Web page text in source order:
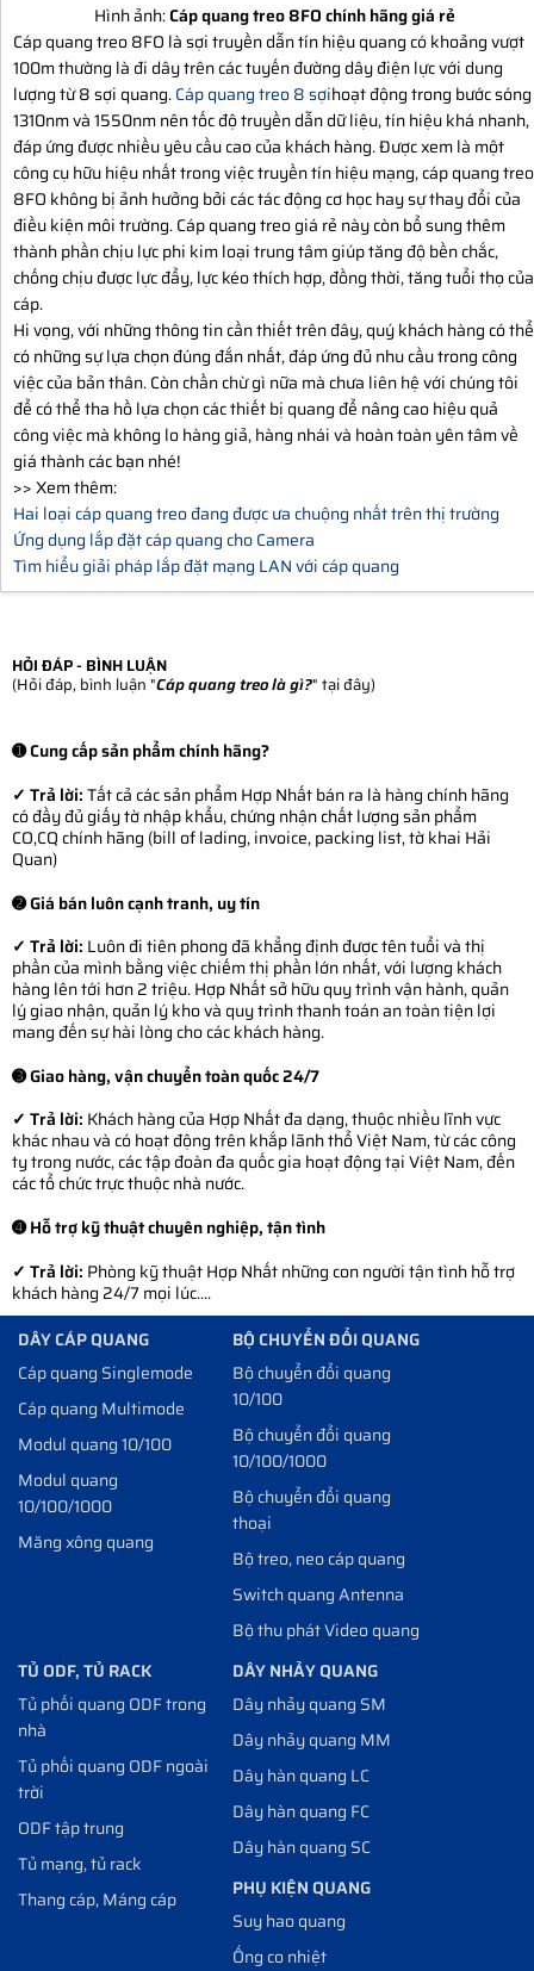
Hình ảnh:Cáp quang treo 8FO chính hãng giá rẻ
Cáp quang treo 8FO là sợi truyền dẫn tín hiệu quang có khoảng vượt
100m thường là đi dây trên các tuyến đường dây điện lực với dung
lượng từ 8 sợi quang.Cáp quang treo 8 sợihoạt động trong bước sóng
1310nm và 1550nm nên tốc độ truyền dẫn dữ liệu, tín hiệu khá nhanh,
đáp ứng được nhiều yêu cầu cao của khách hàng. Được xem là một
công cụ hữu hiệu nhất trong việc truyền tín hiệu mạng, cáp quang treo
8FO không bị ảnh hưởng bởi các tác động cơ học hay sự thay đổi của
điều kiện môi trường. Cáp quang treo giá rẻ này còn bổ sung thêm
thành phần chịu lực phi kim loại trung tâm giúp tăng độ bền chắc,
chống chịu được lực đẩy, lực kéo thích hợp, đồng thời, tăng tuổi thọ của
cáp.
Hi vọng, với những thông tin cần thiết trên đây, quý khách hàng có thể
có những sự lựa chọn đúng đắn nhất, đáp ứng đủ nhu cầu trong công
việc của bản thân. Còn chần chừ gì nữa mà chưa liên hệ với chúng tôi
để có thể tha hồ lựa chọn các thiết bị quang để nâng cao hiệu quả
công việc mà không lo hàng giả, hàng nhái và hoàn toàn yên tâm về
giá thành các bạn nhé!
>> Xem thêm:
Hai loại cáp quang treo đang được ưa chuộng nhất trên thị trường
Ứng dụng lắp đặt cáp quang cho Camera
Tìm hiểu giải pháp lắp đặt mạng LAN với cáp quang
HỎI ĐÁP - BÌNH LUẬN
(Hỏi đáp, bình luận "Cáp quang treo là gì?" tại đây)
➊ Cung cấp sản phẩm chính hãng?
✓ Trả lời:Tất cả các sản phẩm Hợp Nhất bán ra là hàng chính hãng
có đầy đủ giấy tờ nhập khẩu, chứng nhận chất lượng sản phẩm
CO,CQ chính hãng (bill of lading, invoice, packing list, tờ khai Hải
Quan)
➋ Giá bán luôn cạnh tranh, uy tín
✓ Trả lời: Luôn đi tiên phong đã khẳng định được tên tuổi và thị
phần của mình bằng việc chiếm thị phần lớn nhất, với lượng khách
hàng lên tới hơn 2 triệu. Hợp Nhất sở hữu quy trình vận hành, quản
lý giao nhận, quản lý kho và quy trình thanh toán an toàn tiện lợi
mang đến sự hài lòng cho các khách hàng.
➌ Giao hàng, vận chuyển toàn quốc 24/7
✓ Trả lời: Khách hàng của Hợp Nhất đa dạng, thuộc nhiều lĩnh vực
khác nhau và có hoạt động trên khắp lãnh thổ Việt Nam, từ các công
ty trong nước, các tập đoàn đa quốc gia hoạt động tại Việt Nam, đến
các tổ chức trực thuộc nhà nước.
➍ Hỗ trợ kỹ thuật chuyên nghiệp, tận tình
✓ Trả lời: Phòng kỹ thuật Hợp Nhất những con người tận tình hỗ trợ
khách hàng 24/7 mọi lúc....
DÂY CÁP QUANG
Cáp quang Singlemode
Cáp quang Multimode
Modul quang 10/100
Modul quang
10/100/1000
Măng xông quang
BỘ CHUYỂN ĐỔI QUANG
Bộ chuyển đổi quang
10/100
Bộ chuyển đổi quang
10/100/1000
Bộ chuyển đổi quang
thoại
Bộ treo, neo cáp quang
Switch quang Antenna
Bộ thu phát Video quang
TỦ ODF, TỦ RACK
Tủ phối quang ODF trong
nhà
Tủ phối quang ODF ngoài
trời
ODF tập trung
Tủ mạng, tủ rack
Thang cáp, Máng cáp
DÂY NHẢY QUANG
Dây nhảy quang SM
Dây nhảy quang MM
Dây hàn quang LC
Dây hàn quang FC
Dây hàn quang SC
PHỤ KIỆN QUANG
Suy hao quang
Ống co nhiệt